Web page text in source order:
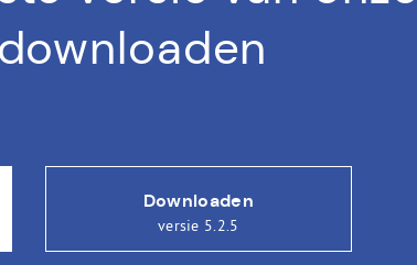
Downloaden
versie 5.2.5